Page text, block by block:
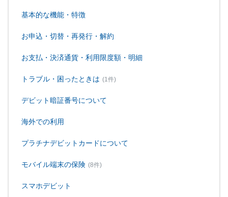
基本的な機能・特徴
お申込・切替・再発行・解約
お支払・決済通貨・利用限度額・明細
トラブル・困ったときは (1件)
デビット暗証番号について
海外での利用
プラチナデビットカードについて
モバイル端末の保険 (8件)
スマホデビット